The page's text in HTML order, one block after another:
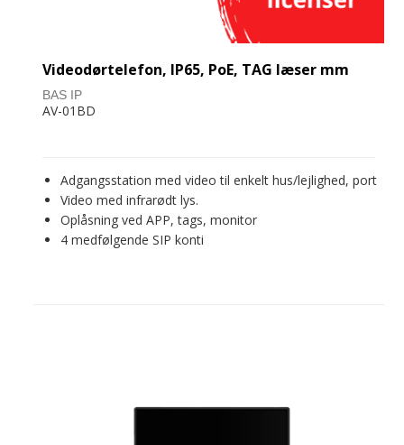
Videodørtelefon, IP65, PoE, TAG læser mm
BAS IP
AV-01BD
Adgangsstation med video til enkelt hus/lejlighed, port
Video med infrarødt lys.
Oplåsning ved APP, tags, monitor
4 medfølgende SIP konti